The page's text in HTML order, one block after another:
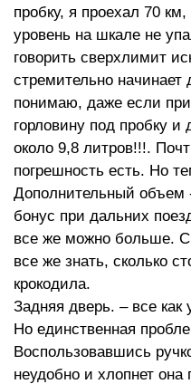
пробку, я проехал 70
уровень на шкале не
говорить сверхлимит
стремительно начинает
понимаю, даже если
горловину под пробку
около 9,8 литров!!!.
погрешность есть. Но
Дополнительный объем
бонус при дальних
все же можно больше.
все же знать, сколько
крокодила.
Задняя дверь. – все как
Но единственная
Воспользовавшись
неудобно и хлопнет она